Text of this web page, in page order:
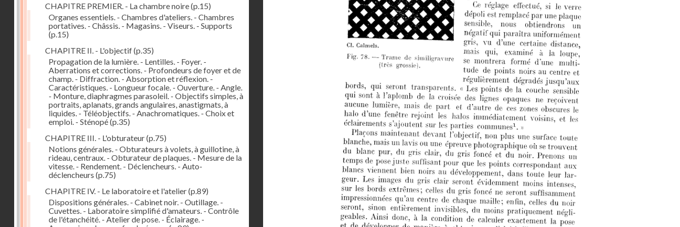
CHAPITRE PREMIER. - La chambre noire(p.15)
Organes essentiels. - Chambres d'ateliers. - Chambres
portatives. - Châssis. - Magasins. - Viseurs. - Supports
(p.15)
CHAPITRE II. - L'objectif(p.35)
Propagation de la lumière. - Lentilles. - Foyer. -
Aberrations et corrections. - Profondeurs de foyer et de
champ. - Diffraction. - Absorption et réflexion. -
Caractéristiques. - Longueur focale. - Ouverture. - Angle.
- Monture, diaphragmes parasoleil. - Objectifs simples, à
portraits, aplanats, grands angulaires, anastigmats, à
liquides. - Téléobjectifs. - Anachromatiques. - Choix et
emploi. - Sténopé(p.35)
CHAPITRE III. - L'obturateur(p.75)
Notions générales. - Obturateurs à volets, à guillotine, à
rideau, centraux. - Obturateur de plaques. - Mesure de la
vitesse. - Rendement. - Déclencheurs. - Auto-
déclencheurs (p.75)
CHAPITRE IV. - Le laboratoire et l'atelier(p.89)
Dispositions générales. - Cabinet noir. - Outillage. -
Cuvettes. - Laboratoire simplifié d'amateurs. - Contrôle
de l'étanchéité. - Atelier de pose. - Éclairage. -